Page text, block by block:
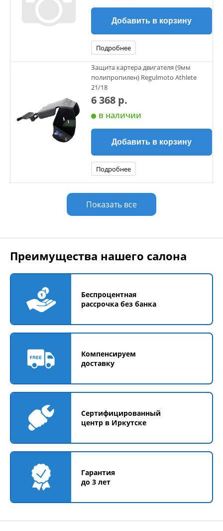
Добавить в корзину
Подробнее
Защита картера двигателя (9мм
полипропилен) Regulmoto Athlete
21/18
6 368 р.
в наличии
Добавить в корзину
Подробнее
Показать все
Преимущества нашего салона
Беспроцентная
рассрочка без банка
Компенсируем
доставку
Сертифицированный
центр в Иркутске
Гарантия
до 3 лет